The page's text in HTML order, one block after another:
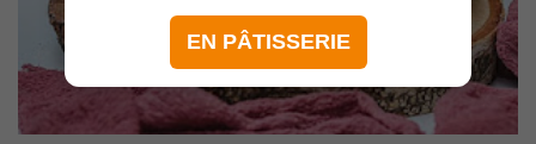
EN PÂTISSERIE